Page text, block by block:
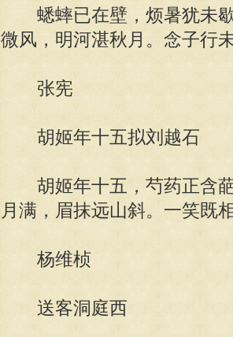
蟋蟀已在壁，烦暑犹未歇
微风，明河湛秋月。念子行
张宪
胡姬年十五拟刘越石
胡姬年十五，芍药正含葩
月满，眉抹远山斜。一笑既
杨维桢
送客洞庭西